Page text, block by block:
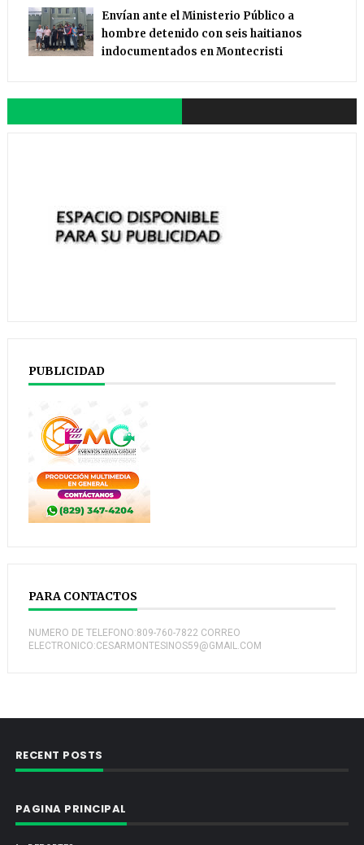
Envían ante el Ministerio Público a
hombre detenido con seis haitianos
indocumentados en Montecristi
PUBLICIDAD
PARA CONTACTOS
NUMERO DE TELEFONO:809-760-7822 CORREO
ELECTRONICO:CESARMONTESINOS59@GMAIL.COM
RECENT POSTS
PAGINA PRINCIPAL